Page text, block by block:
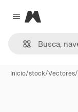
Close menu
Magnific
Inicio/stock/Vectores/